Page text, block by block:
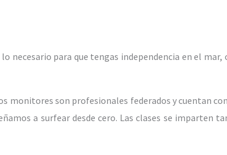
necesario para que tengas independencia en el mar,
monitores son profesionales federados y cuentan
a surfear desde cero. Las clases se imparten